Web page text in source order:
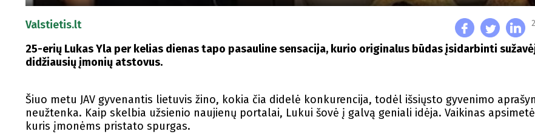
Valstietis.lt
25-erių Lukas Yla per kelias dienas tapo pasauline sensacija, kurio originalus būdas įsidarbinti
didžiausių įmonių atstovus.
Šiuo metu JAV gyvenantis lietuvis žino, kokia čia didelė konkurencija, todėl išsiųsto gyvenimo
neužtenka. Kaip skelbia užsienio naujienų portalai, Lukui šovė į galvą geniali idėja. Vaikinas
kuris įmonėms pristato spurgas.